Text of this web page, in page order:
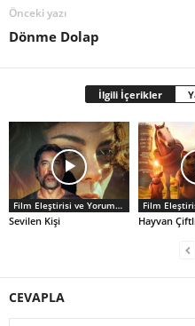
Önceki yazı
Dönme Dolap
İlgili İçerikler
Film Eleştirisi ve Yorumlar
Sevilen Kişi Hayvan
CEVAPLA